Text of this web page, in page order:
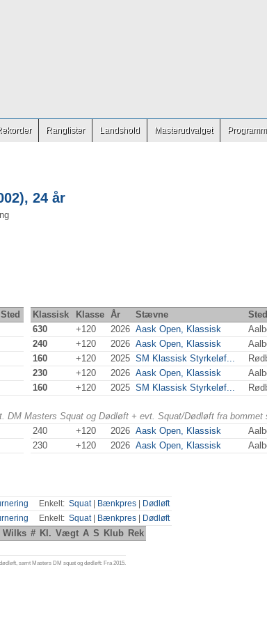
Ranglister Landshold Masterudvalget
24 år
Sted Klassisk Klasse År Stævne
Sted
630 +120 2026 Aask Open, Klassisk
240 +120 2026 Aask Open, Klassisk
160 +120 2025 SM Klassisk Styrkeløf...
230 +120 2026 Aask Open, Klassisk
160 +120 2025 SM Klassisk Styrkeløf...
DM Masters Squat og Dødløft + evt. Squat/Dødløft fra
240 +120 2026 Aask Open, Klassisk
230 +120 2026 Aask Open, Klassisk
Enkelt: Squat| Bænkpres
Dødløft
Enkelt: Squat| Bænkpres Dødløft
Wilks # Kl. Vægt A S Klub Rek
samt Masters DM squat og dødløft: Fra 2015.